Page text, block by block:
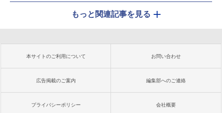
もっと関連記事を見る
本サイトのご利用について お問い合わせ
広告掲載のご案内 編集部へのご連絡
プライバシーポリシー 会社概要